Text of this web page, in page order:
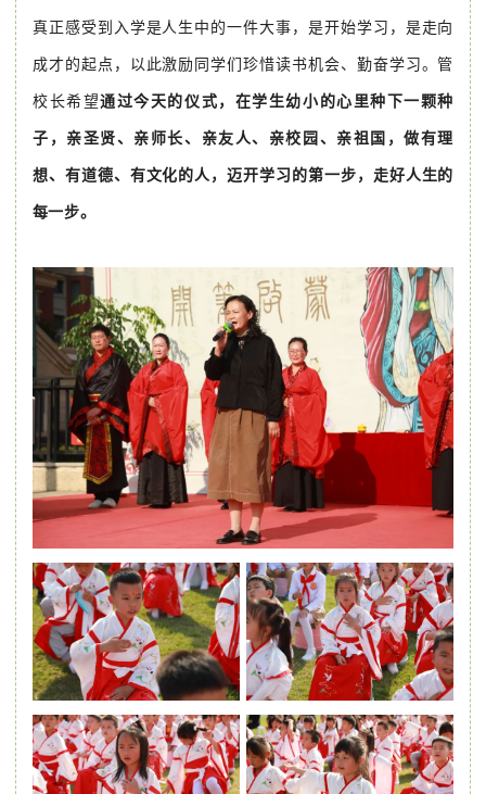
真正感受到入学是人生中的一件大事，是开始学习，是走向
成才的起点，以此激励同学们珍惜读书机会、勤奋学习。管
校长希望通过今天的仪式，在学生幼小的心里种下一颗种
子，亲圣贤、亲师长、亲友人、亲校园、亲祖国，做有理
想、有道德、有文化的人，迈开学习的第一步，走好人生的
每一步。